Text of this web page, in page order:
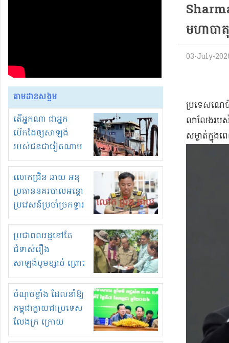
តាមដានសង្គម
តើអ្នកណា ជាអ្នក
បើកដៃឲ្យសាឡង់
របស់ជនជាវៀតណាម
ចូល មកខុស
ច្បាប់លួចបូមខ្សាច់នៅ
ក្នុងប្រទេសកម្ពុជា
លោកជ្រិន ឆាយ អនុ
ប្រធាននគរបាលអន្តោ
ប្រវេសន៍ប្រចាំច្រកទ្វារ
ព្រំដែនភ្នំឌិន និងឈ្មួញ
មួយចំនួនទៀត
កំពង់តែគុបគិតគ្នា
ធ្វើសកម្មភាពរកស៊ីនិង
ស្តុកទំនិញគេចពន្ធ?
ប្រជាពលរដ្ឋនៅតែ
ជំទាស់រឿង
សាឡង់បូមខ្សាច់ ព្រោះ
ខ្លាចបាក់ច្រាំងទៀត!
ចំណុចខ្លាំង ដែលនាំឱ្យ
កម្ពុជាក្លាយជាប្រទេស
លែងក្រ ក្រោយ
ឆ្នាំ២០៣០
មហាបា
03-July-
ប្រទេសណេប៉
លាលែងរបស់
សម្ងាត់ក្នុង